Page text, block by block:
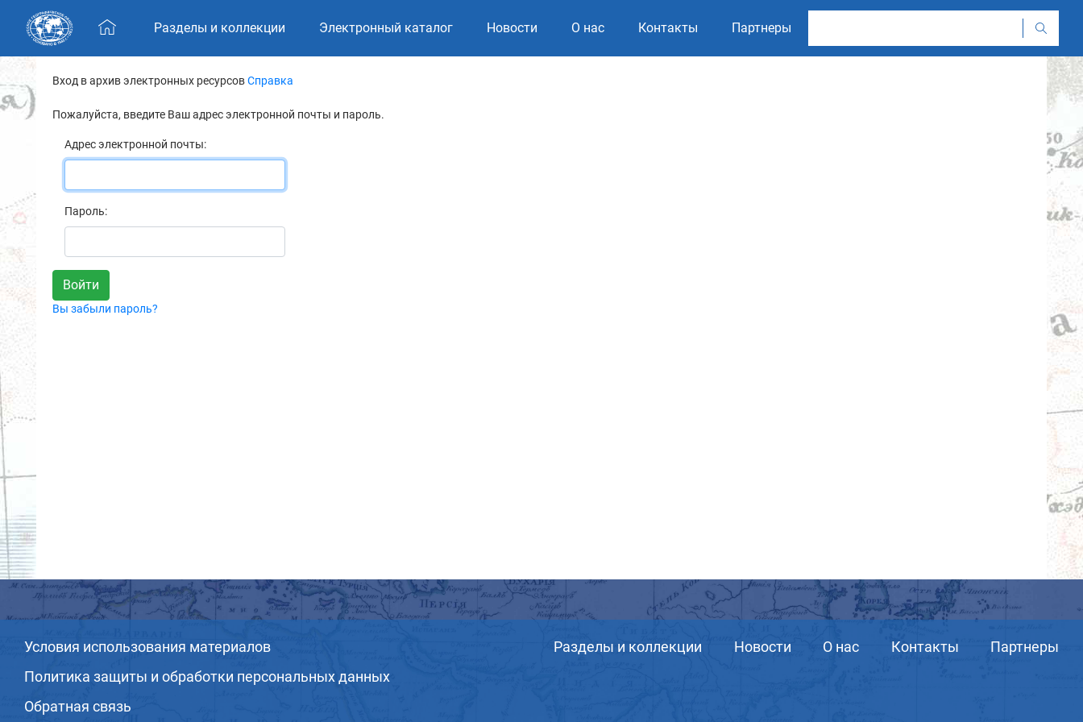
Skip navigation
Разделы и коллекции Электронный каталог Новости О нас Контакты Партнеры
Вход в архив электронных ресурсовСправка
Пожалуйста, введите Ваш адрес электронной почты и пароль.
Адрес электронной почты:
Пароль:
Вы забыли пароль?
Условия использования материалов
Политика защиты и обработки персональных данных
Обратная связь
Разделы и коллекции Новости О нас Контакты Партнеры